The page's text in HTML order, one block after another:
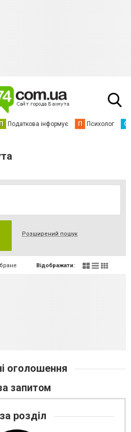
П Податкова інформує П Психолог С
Розширений пошук
Відображати:
оголошення
запитом
розділ